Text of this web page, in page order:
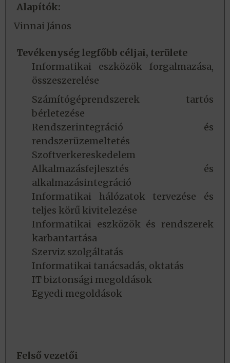
Alapítók:
Vinnai János
Tevékenység legfőbb céljai, területe
Informatikai eszközök forgalmazása,
összeszerelése
Számítógéprendszerek tartós
bérletezése
Rendszerintegráció és
rendszerüzemeltetés
Szoftverkereskedelem
Alkalmazásfejlesztés és
alkalmazásintegráció
Informatikai hálózatok tervezése és
teljes körű kivitelezése
Informatikai eszközök és rendszerek
karbantartása
Szerviz szolgáltatás
Informatikai tanácsadás, oktatás
IT biztonsági megoldások
Egyedi megoldások
Felső vezetői